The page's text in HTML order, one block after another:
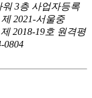
3층 사업자등록
2021-서울중
2018-19호 원격평
0804